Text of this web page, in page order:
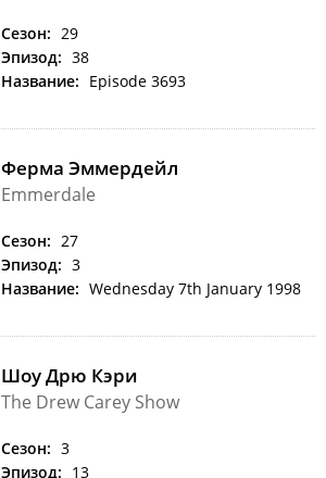
Сезон: 29
Эпизод: 38
Название: Episode 3693
Ферма Эммердейл
Emmerdale
Сезон: 27
Эпизод: 3
Название: Wednesday 7th January 1998
Шоу Дрю Кэри
The Drew Carey Show
Сезон: 3
Эпизод: 13